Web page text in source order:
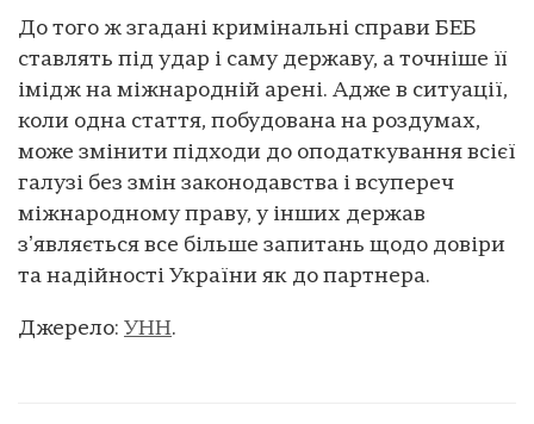
До того ж згадані кримінальні справи БЕБ
ставлять під удар і саму державу, а точніше її
імідж на міжнародній арені. Адже в ситуації,
коли одна стаття, побудована на роздумах,
може змінити підходи до оподаткування всієї
галузі без змін законодавства і всупереч
міжнародному праву, у інших держав
зʼявляється все більше запитань щодо довіри
та надійності України як до партнера.
Джерело: УНН.